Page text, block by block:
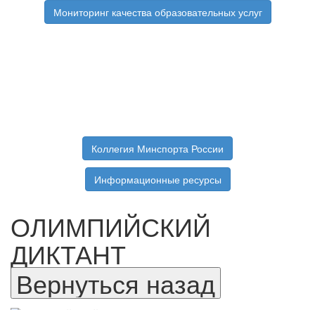
Мониторинг качества образовательных услуг
Коллегия Минспорта России
Информационные ресурсы
ОЛИМПИЙСКИЙ
ДИКТАНТ